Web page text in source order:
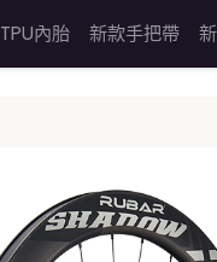
TPU內胎 新款手把帶